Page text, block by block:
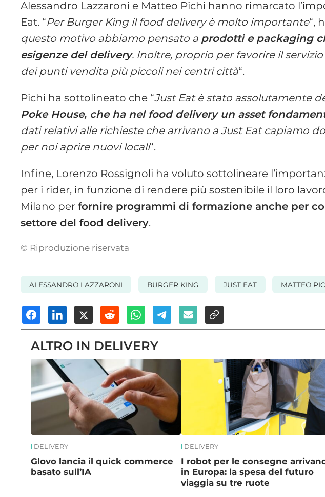
Alessandro Lazzaroni e Matteo Pichi hanno rimarcato
Eat. “Per Burger King il food delivery è molto importante“,
questo motivo abbiamo pensato a prodotti e packaging
esigenze del delivery. Inoltre, proprio per favorire il
dei punti vendita più piccoli nei centri città“.
Pichi ha sottolineato che “Just Eat è stato assolutamente
Poke House, che ha nel food delivery un asset
dati relativi alle richieste che arrivano a Just Eat capiamo
per noi aprire nuovi locali“.
Infine, Lorenzo Rossignoli ha voluto sottolineare
per i rider, in funzione di rendere più sostenibile il loro
Milano perfornire programmi di formazione anche per
settore del food delivery.
© Riproduzione riservata
ALESSANDRO LAZZARONI BURGER KING JUST EAT MATTEO
ALTRO IN DELIVERY
DELIVERY
Glovo lancia il quick commerce
basato sull’IA
DELIVERY
I robot per le consegne
in Europa: la spesa del futuro
viaggia su tre ruote